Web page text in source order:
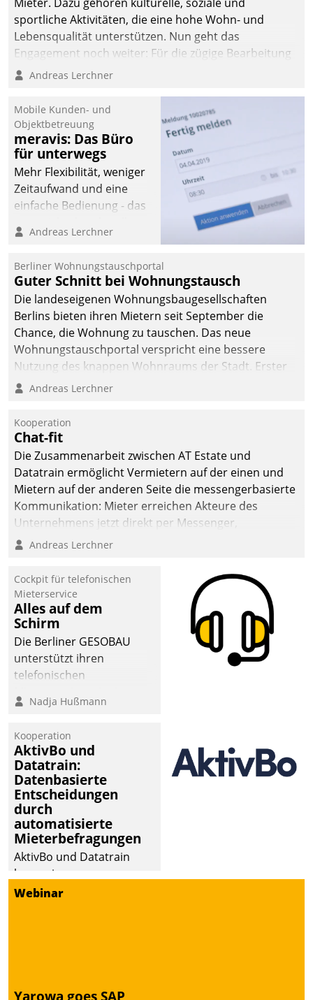
sportliche Aktivitäten, die eine hohe Wohn- und
Lebensqualität unterstützen. Nun geht das
Engagement noch weiter: Für die zügige Bearbeitung
von Beschwerden – oder Lob – richtet das
und Beschwerde-Management einen eigenen Kanal
ein.
Andreas Lerchner
Mobile Kunden- und
Objektbetreuung
meravis: Das Büro
für unterwegs
Mehr Flexibilität, weniger
Zeitaufwand und eine
einfache Bedienung - das
Cockpit für mobile
Datatrain. Die meravis
Wohnungsbau- und
Immobilien GmbH hat
sich dabei für den Betrieb
der Lösung über die SAP
Cloud Platform
entschieden - als erstes
Unternehmen am
Andreas Lerchner
Berliner Wohnungstauschportal
Guter Schnitt bei Wohnungstausch
Die landeseigenen Wohnungsbaugesellschaften
Berlins bieten ihren Mietern seit September die
Chance, die Wohnung zu tauschen. Das neue
Wohnungstauschportal verspricht eine bessere
Nutzung des knappen Wohnraums der Stadt. Erster
Anwendungsfall für Datatrains Lösung API-Hub mit
Unternehmen.
Andreas Lerchner
Kooperation
Chat-fit
Die Zusammenarbeit zwischen AT Estate und
Datatrain ermöglicht Vermietern auf der einen und
Mietern auf der anderen Seite die messengerbasierte
Kommunikation: Mieter erreichen Akteure des
Unternehmens jetzt direkt per Messenger,
Mitarbeiter oder Dienstleister empfangen oder
Andreas Lerchner
Cockpit für telefonischen
Mieterservice
Alles auf dem
Schirm
Die Berliner GESOBAU
unterstützt ihren
telefonischen
digitalen Cockpit, das
passende Fragen und
Schlagworte auswirft.
Eine intuitive
Dialogführung ermöglicht
dem externen
Serviceteam, Anrufe von
Mietenden zügiger und
effizienter zu bearbeiten.
Nadja Hußmann
Kooperation
AktivBo und
Datatrain:
Datenbasierte
Entscheidungen
durch
automatisierte
Mieterbefragungen
AktivBo und Datatrain
kooperieren –
Immobilienunternehmen
zielgerichtete
Webinar
Yarowa goes SAP